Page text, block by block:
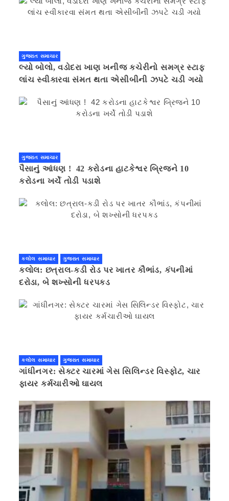
ગુજરાત સમાચાર
લ્યો બોલો, વડોદરા ખાણ ખનીજ કચેરીનો સમગ્ર સ્ટાફ
લાંચ સ્વીકારવા સંમત થતા એસીબીની ઝપટે ચડી ગયો
ગુજરાત સમાચાર
પૈસાનું આંધણ ! 42 કરોડના હાટકેશ્વર બ્રિજને 10
કરોડના ખર્ચે તોડી પડાશે
કલોલ સમાચાર ગુજરાત સમાચાર
કલોલ: છત્રાલ-કડી રોડ પર ખાતર કૌભાંડ, કંપનીમાં
દરોડા, બે શખ્સોની ધરપકડ
કલોલ સમાચાર ગુજરાત સમાચાર
ગાંધીનગર: સેક્ટર ચારમાં ગેસ સિલિન્ડર વિસ્ફોટ, ચાર
ફાયર કર્મચારીઓ ઘાયલ